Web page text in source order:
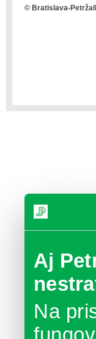
Aj
Na
© Bratislava-